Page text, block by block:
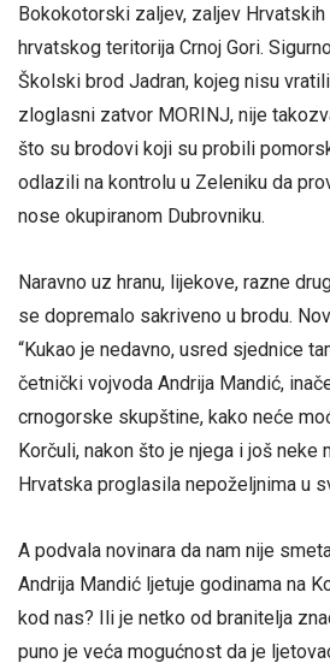
Bokokotorski zaljev, zaljev
hrvatskog teritorija Crnoj Gori.
Školski brod Jadran, kojeg nisu
zloglasni zatvor MORINJ, nije
što su brodovi koji su probili
odlazili na kontrolu u Zeleniku da
nose okupiranom Dubrovniku.
Naravno uz hranu, lijekove, razne
se dopremalo sakriveno u brodu.
“Kukao je nedavno, usred sjednice
četnički vojvoda Andrija Mandić,
crnogorske skupštine, kako neće
Korčuli, nakon što je njega i još neke
Hrvatska proglasila nepoželjnima u
A podvala novinara da nam nije
Andrija Mandić ljetuje godinama na
kod nas? Ili je netko od branitelja
puno je veća mogućnost da je